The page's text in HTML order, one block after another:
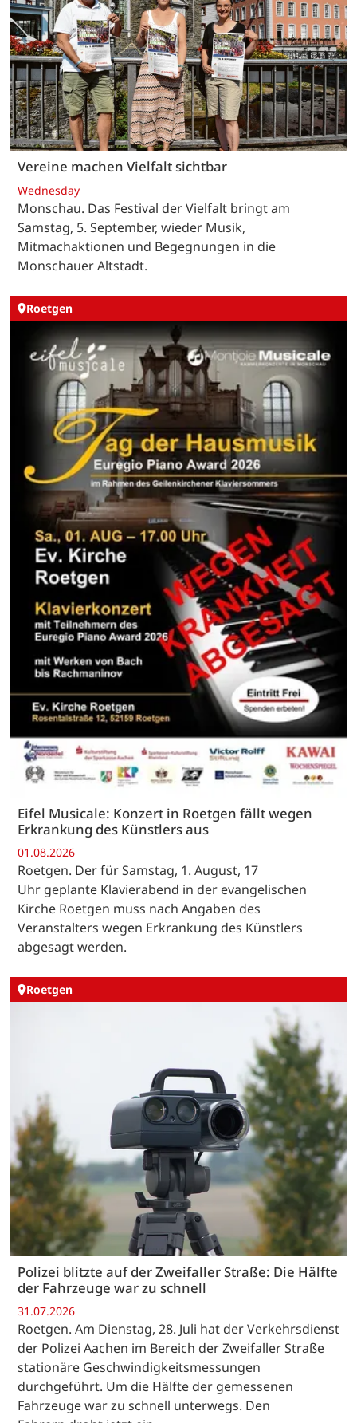
Vereine machen Vielfalt sichtbar
Wednesday
Monschau. Das Festival der Vielfalt bringt am
Samstag, 5. September, wieder Musik,
Mitmachaktionen und Begegnungen in die
Monschauer Altstadt.
Roetgen
Eifel Musicale: Konzert in Roetgen fällt wegen
Erkrankung des Künstlers aus
01.08.2026
Roetgen. Der für Samstag, 1. August, 17
Uhr geplante Klavierabend in der evangelischen
Kirche Roetgen muss nach Angaben des
Veranstalters wegen Erkrankung des Künstlers
abgesagt werden.
Roetgen
Polizei blitzte auf der Zweifaller Straße: Die Hälfte
der Fahrzeuge war zu schnell
31.07.2026
Roetgen. Am Dienstag, 28. Juli hat der Verkehrsdienst
der Polizei Aachen im Bereich der Zweifaller Straße
stationäre Geschwindigkeitsmessungen
durchgeführt. Um die Hälfte der gemessenen
Fahrzeuge war zu schnell unterwegs. Den